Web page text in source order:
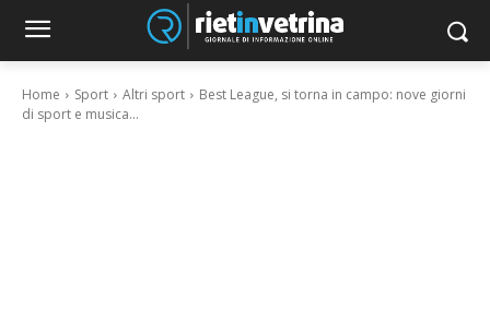
Home Sport Altri sport
Best League, si torna in campo: nove giorni
di sport e musica...